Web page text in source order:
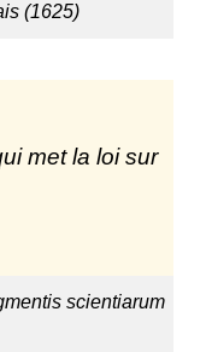
(1625)
met la loi sur
scientiarum